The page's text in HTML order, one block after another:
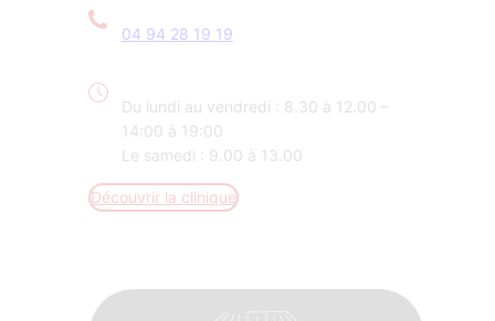
04 94 28 19 19
Du lundi au vendredi : 8.30 à 12.00 –
14:00 à 19:00
Le samedi : 9.00 à 13.00
Découvrir la clinique